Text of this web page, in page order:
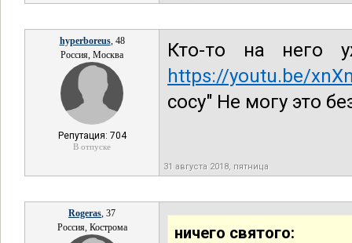
hyperboreus, 48
Россия, Москва
Репутация: 704
В отпуске
Кто-то на него
https://youtu.be/
сосу" Не могу это
31 августа 2018, пятница
Rogeras, 37
Россия, Кострома
ничего святого: